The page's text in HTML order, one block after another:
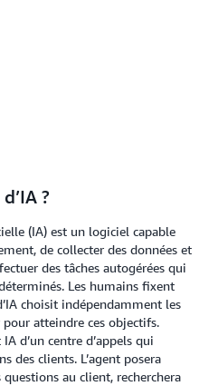
?
(IA) est un logiciel capable
de collecter des données et
des tâches autogérées qui
Les humains fixent
choisit indépendamment les
atteindre ces objectifs.
d’un centre d’appels qui
des clients. L’agent posera
au client, recherchera